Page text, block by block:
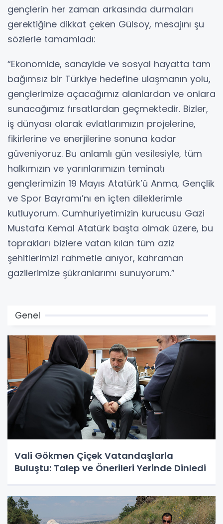
gençlerin her zaman arkasında durmaları
gerektiğine dikkat çeken Gülsoy, mesajını şu
sözlerle tamamladı:
“Ekonomide, sanayide ve sosyal hayatta tam
bağımsız bir Türkiye hedefine ulaşmanın yolu,
gençlerimize açacağımız alanlardan ve onlara
sunacağımız fırsatlardan geçmektedir. Bizler,
iş dünyası olarak evlatlarımızın projelerine,
fikirlerine ve enerjilerine sonuna kadar
güveniyoruz. Bu anlamlı gün vesilesiyle, tüm
halkımızın ve yarınlarımızın teminatı
gençlerimizin 19 Mayıs Atatürk’ü Anma, Gençlik
ve Spor Bayramı’nı en içten dileklerimle
kutluyorum. Cumhuriyetimizin kurucusu Gazi
Mustafa Kemal Atatürk başta olmak üzere, bu
toprakları bizlere vatan kılan tüm aziz
şehitlerimizi rahmetle anıyor, kahraman
gazilerimize şükranlarımı sunuyorum.”
Genel
Vali Gökmen Çiçek Vatandaşlarla
Buluştu: Talep ve Önerileri Yerinde Dinledi